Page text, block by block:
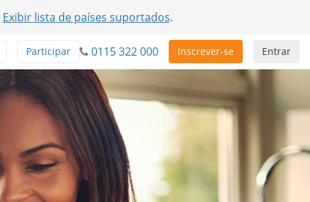
Exibir lista de países suportados.
Entrar
Inscrever-se
0115 322 000
Participar